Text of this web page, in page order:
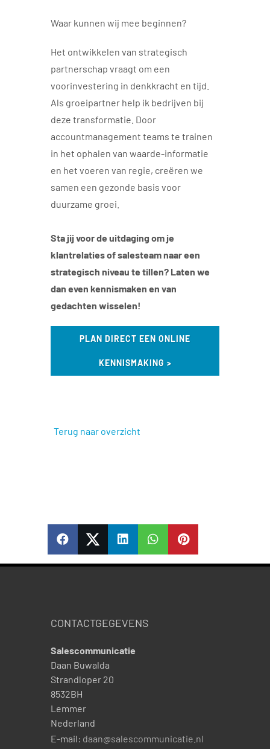
Waar kunnen wij mee beginnen?
Het ontwikkelen van strategisch
partnerschap vraagt om een
voorinvestering in denkkracht en tijd.
Als groeipartner help ik bedrijven bij
deze transformatie. Door
accountmanagement teams te trainen
in het ophalen van waarde-informatie
en het voeren van regie, creëren we
samen een gezonde basis voor
duurzame groei.
Sta jij voor de uitdaging om je
klantrelaties of salesteam naar een
strategisch niveau te tillen? Laten we
dan even kennismaken en van
gedachten wisselen!
PLAN DIRECT EEN ONLINE
KENNISMAKING >
Terug naar overzicht
SHARE SHARE SHARE PIN
CONTACTGEGEVENS
Salescommunicatie
Daan Buwalda
Strandloper 20
8532BH
Lemmer
Nederland
E-mail: daan@salescommunicatie.nl